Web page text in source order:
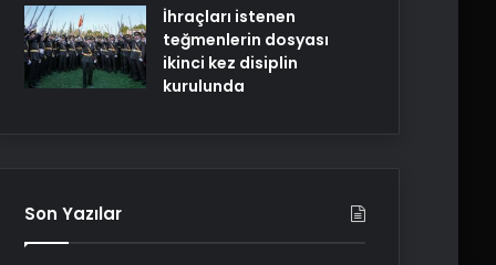
İhraçları istenen
teğmenlerin dosyası
ikinci kez disiplin
kurulunda
Son Yazılar